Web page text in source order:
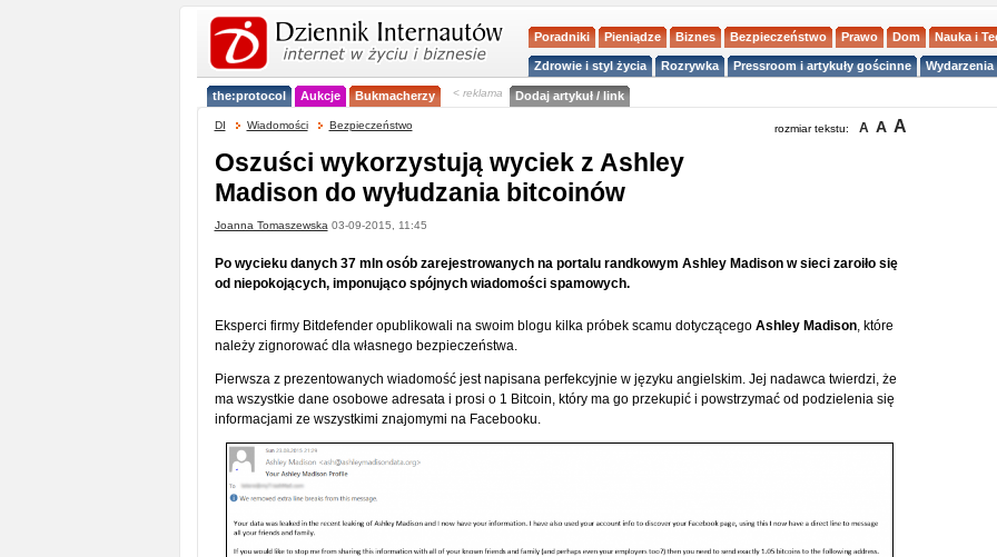
Poradniki Pieniądze Biznes Bezpieczeństwo Prawo Dom Nauka i
Zdrowie i styl życia Rozrywka Pressroom i artykuły gościnne
the:protocol Aukcje Bukmacherzy < reklama Dodaj artykuł / link
DI Wiadomości Bezpieczeństwo rozmiar tekstu: A A A
Oszuści wykorzystują wyciek z Ashley
Madison do wyłudzania bitcoinów
Joanna Tomaszewska 03-09-2015, 11:45
Po wycieku danych 37 mln osób zarejestrowanych na portalu randkowym Ashley Madison w sieci zaroiło się
od niepokojących, imponująco spójnych wiadomości spamowych.
Eksperci firmy Bitdefender opublikowali na swoim blogu kilka próbek scamu dotyczącego Ashley Madison, które
należy zignorować dla własnego bezpieczeństwa.
Pierwsza z prezentowanych wiadomość jest napisana perfekcyjnie w języku angielskim. Jej nadawca twierdzi, że
ma wszystkie dane osobowe adresata i prosi o 1 Bitcoin, który ma go przekupić i powstrzymać od podzielenia się
informacjami ze wszystkimi znajomymi na Facebooku.